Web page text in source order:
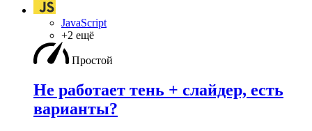
JavaScript
+2 ещё
Простой
Не работает тень + слайдер, есть
варианты?